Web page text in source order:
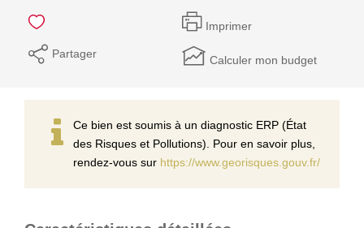
Imprimer
Partager Calculer mon budget
Ce bien est soumis à un diagnostic ERP (État
des Risques et Pollutions). Pour en savoir plus,
rendez-vous sur https://www.georisques.gouv.fr/